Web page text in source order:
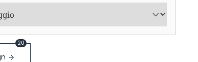
20